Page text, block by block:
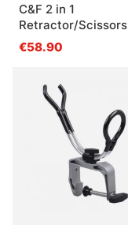
C&F 2 in 1
Retractor/Scissors
€58.90